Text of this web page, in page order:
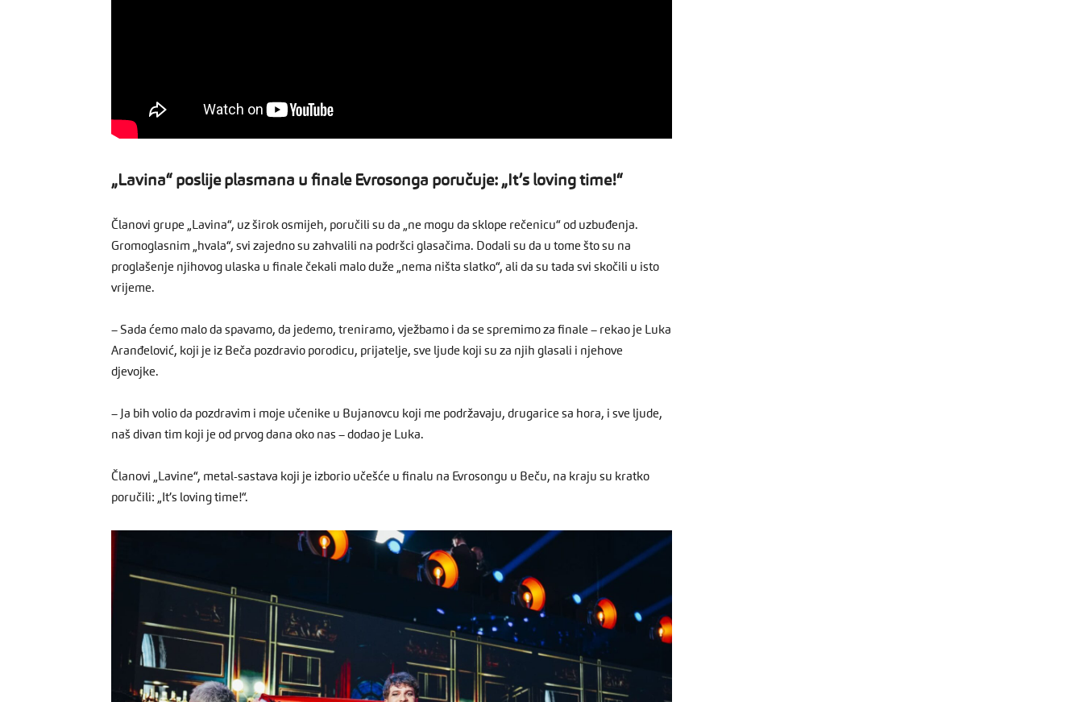
„Lavina“ poslije plasmana u finale Evrosonga poručuje: „It’s loving time!“
Članovi grupe „Lavina“, uz širok osmijeh, poručili su da „ne mogu da sklope rečenicu“ od uzbuđenja.
Gromoglasnim „hvala“, svi zajedno su zahvalili na podršci glasačima. Dodali su da u tome što su na
proglašenje njihovog ulaska u finale čekali malo duže „nema ništa slatko“, ali da su tada svi skočili u isto
vrijeme.
– Sada ćemo malo da spavamo, da jedemo, treniramo, vježbamo i da se spremimo za finale – rekao je Luka
Aranđelović, koji je iz Beča pozdravio porodicu, prijatelje, sve ljude koji su za njih glasali i njehove
djevojke.
– Ja bih volio da pozdravim i moje učenike u Bujanovcu koji me podržavaju, drugarice sa hora, i sve ljude,
naš divan tim koji je od prvog dana oko nas – dodao je Luka.
Članovi „Lavine“, metal-sastava koji je izborio učešće u finalu na Evrosongu u Beču, na kraju su kratko
poručili: „It’s loving time!“.